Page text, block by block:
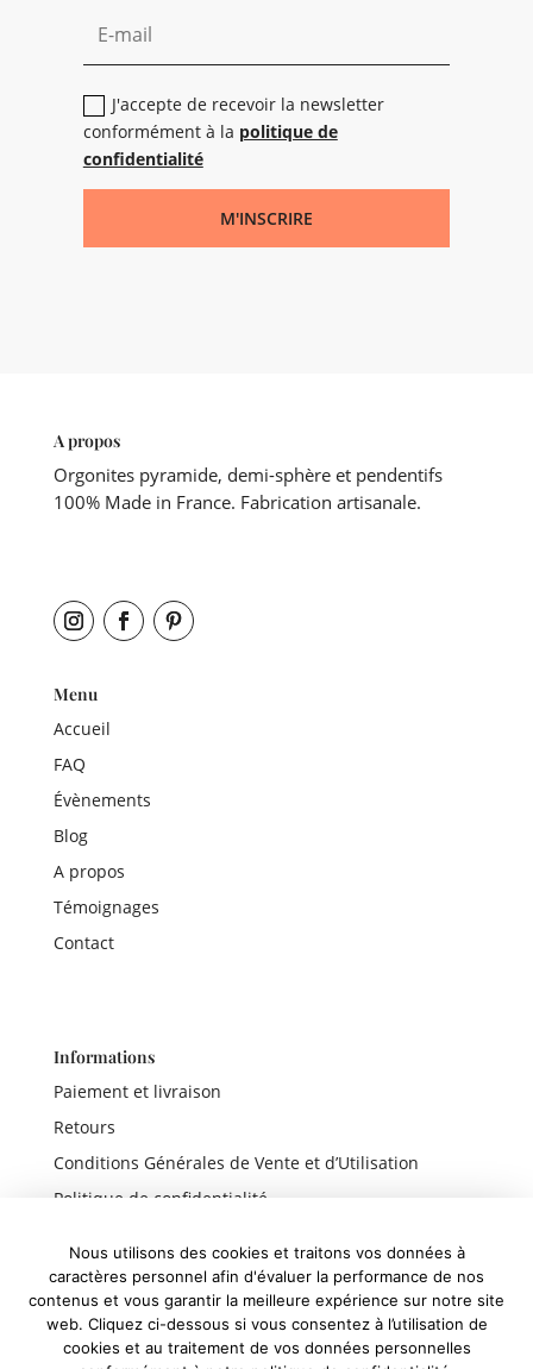
J'accepte de recevoir la newsletter
conformément à la politique de
confidentialité
M'INSCRIRE
A propos
Orgonites pyramide, demi-sphère et pendentifs
100% Made in France. Fabrication artisanale.
Menu
Accueil
FAQ
Évènements
Blog
A propos
Témoignages
Contact
Informations
Paiement et livraison
Retours
Conditions Générales de Vente et d’Utilisation
Politique de confidentialité
Liens rapides
Nous utilisons des cookies et traitons vos données à
caractères personnel afin d'évaluer la performance de nos
contenus et vous garantir la meilleure expérience sur notre site
web. Cliquez ci-dessous si vous consentez à l’utilisation de
cookies et au traitement de vos données personnelles